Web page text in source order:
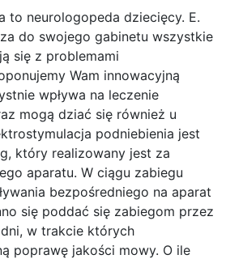
to neurologopeda dziecięcy. E.
do swojego gabinetu wszystkie
się z problemami
Wam innowacyjną
wpływa na leczenie
mogą dziać się również u
podniebienia jest
który realizowany jest za
aparatu. W ciągu zabiegu
bezpośredniego na aparat
się poddać się zabiegom przez
w trakcie których
poprawę jakości mowy. O ile